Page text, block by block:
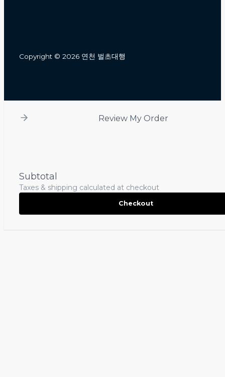
Copyright © 2026 연천 벌초대행
Review My Order
Subtotal
Taxes & shipping calculated at checkout
Checkout